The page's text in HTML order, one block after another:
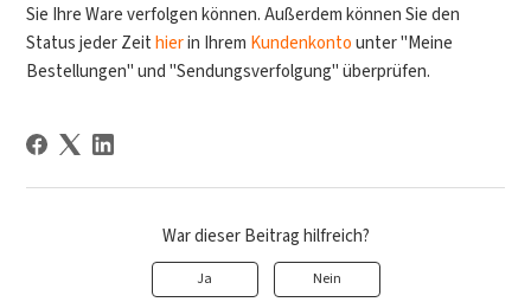
Sie Ihre Ware verfolgen können. Außerdem können Sie den
Status jeder Zeithierin Ihrem Kundenkontounter "Meine
Bestellungen" und "Sendungsverfolgung" überprüfen.
War dieser Beitrag hilfreich?
Ja Nein